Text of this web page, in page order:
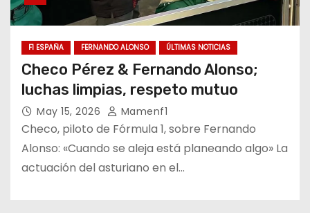
F1 ESPAÑA FERNANDO ALONSO ÚLTIMAS NOTICIAS
Checo Pérez & Fernando Alonso;
luchas limpias, respeto mutuo
May 15, 2026 Mamenf1
Checo, piloto de Fórmula 1, sobre Fernando
Alonso: «Cuando se aleja está planeando algo» La
actuación del asturiano en el…